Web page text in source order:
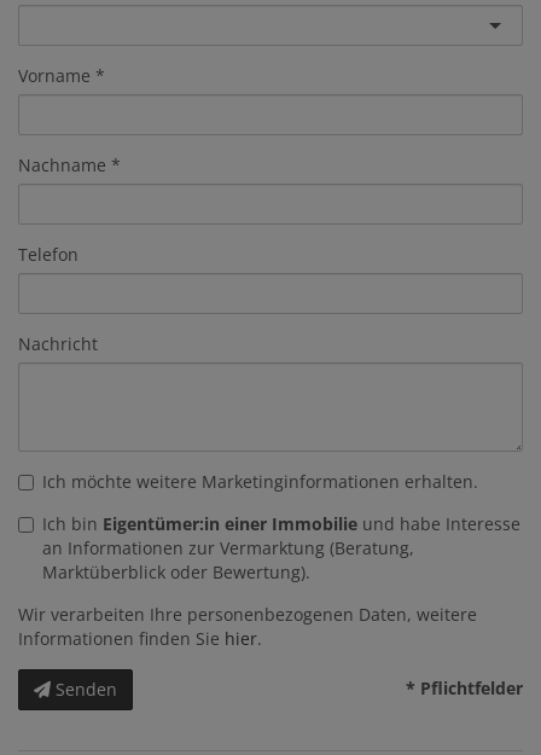
Vorname
Nachname
Telefon
Nachricht
Ich möchte weitere Marketinginformationen erhalten.
Ich bin Eigentümer:in einer Immobilie und habe Interesse
an Informationen zur Vermarktung (Beratung,
Marktüberblick oder Bewertung).
Wir verarbeiten Ihre personenbezogenen Daten, weitere
Informationen finden Sie hier.
Senden * Pflichtfelder